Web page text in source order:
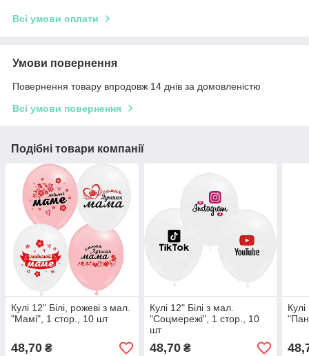
Всі умови оплати
Умови повернення
Повернення товару впродовж 14 днів за домовленістю
Всі умови повернення
Подібні товари компанії
Кулі 12" Білі, рожеві з мал.
"Мамі", 1 стор., 10 шт
48,70 ₴
Кулі 12" Білі з мал.
"Соцмережі", 1 стор., 10
шт
48,70₴